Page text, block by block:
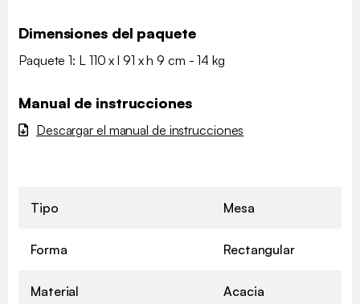
Dimensiones del paquete
Paquete 1: L 110 x l 91 x h 9 cm - 14 kg
Manual de instrucciones
Descargar el manual de instrucciones
Tipo Mesa
Forma Rectangular
Material Acacia